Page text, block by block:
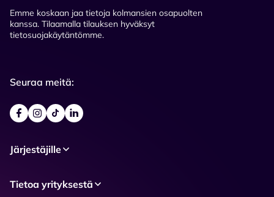
Emme koskaan jaa tietoja kolmansien osapuolten
kanssa. Tilaamalla tilauksen hyväksyt
tietosuojakäytäntömme.
Seuraa meitä:
Järjestäjille
Tietoa yrityksestä